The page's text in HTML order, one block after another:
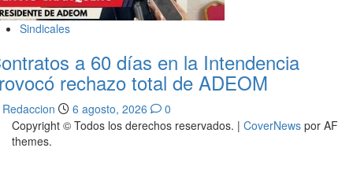
Sindicales
a 60 días en la Intendencia
rechazo total de ADEOM
Redaccion 6 agosto, 2026
0
Copyright © Todos los derechos reservados. | CoverNews por AF
themes.